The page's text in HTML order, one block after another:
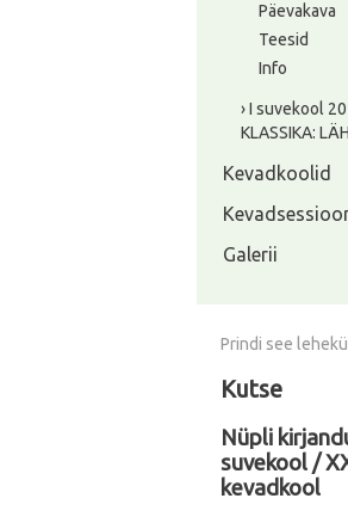
Päevakava
Teesid
Info
› I suvekool
KLASSIKA:
Kevadkoolid
Galerii
Prindi see
Kutse
Nüpli
suvekool /
kevadkool